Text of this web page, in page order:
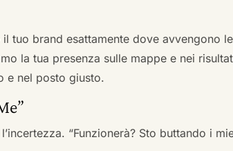
tuo brand esattamente dove avvengono
la tua presenza sulle mappe e nei
e nel posto giusto.
“Funzionerà? Sto buttando i